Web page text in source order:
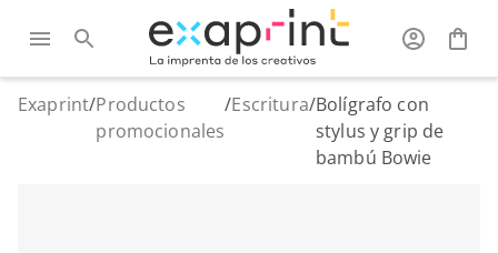
Exaprint/Productos
promocionales
/Escritura/Bolígrafo con
stylus y grip de
bambú Bowie